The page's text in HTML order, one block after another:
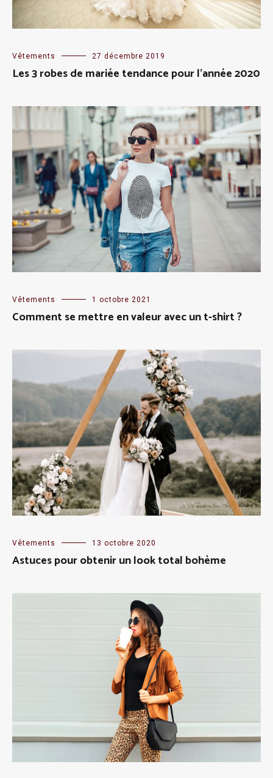
Vêtements 27 décembre 2019
Les 3 robes de mariée tendance pour l’année 2020
Vêtements 1 octobre 2021
Comment se mettre en valeur avec un t-shirt ?
Vêtements 13 octobre 2020
Astuces pour obtenir un look total bohème